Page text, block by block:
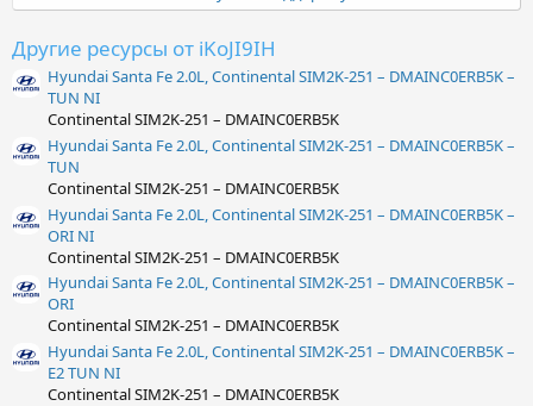
Другие ресурсы от iKoJI9IH
Hyundai Santa Fe 2.0L, Continental SIM2K-251 – DMAINC0ERB5K –
TUN NI
Continental SIM2K-251 – DMAINC0ERB5K
Hyundai Santa Fe 2.0L, Continental SIM2K-251 – DMAINC0ERB5K –
TUN
Continental SIM2K-251 – DMAINC0ERB5K
Hyundai Santa Fe 2.0L, Continental SIM2K-251 – DMAINC0ERB5K –
ORI NI
Continental SIM2K-251 – DMAINC0ERB5K
Hyundai Santa Fe 2.0L, Continental SIM2K-251 – DMAINC0ERB5K –
ORI
Continental SIM2K-251 – DMAINC0ERB5K
Hyundai Santa Fe 2.0L, Continental SIM2K-251 – DMAINC0ERB5K –
E2 TUN NI
Continental SIM2K-251 – DMAINC0ERB5K